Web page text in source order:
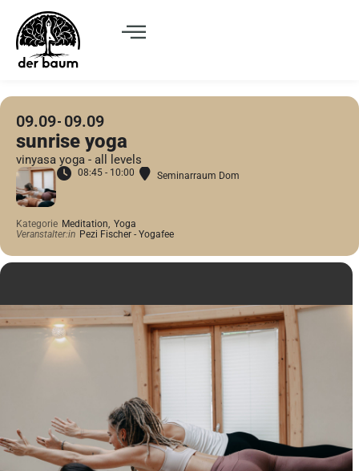
09.09 09.09
sunrise yoga
vinyasa yoga - all levels
08:45 - 10:00 Seminarraum Dom
Kategorie Meditation, Yoga
Veranstalter:in Pezi Fischer - Yogafee